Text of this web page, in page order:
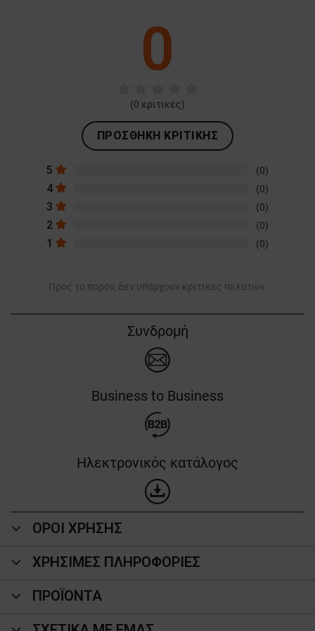
0
(0 κριτικές)
ΠΡΟΣΘΉΚΗ ΚΡΙΤΙΚΉΣ
5 (0)
4 (0)
3 (0)
2 (0)
1 (0)
Προς το παρόν, δεν υπάρχουν κριτικές πελατών.
Συνδρομή
Business to Business
Ηλεκτρονικός κατάλογος
ΟΡΟΙ ΧΡΗΣΗΣ
ΧΡΗΣΙΜΕΣ ΠΛΗΡΟΦΟΡΙΕΣ
ΠΡΟΪΌΝΤΑ